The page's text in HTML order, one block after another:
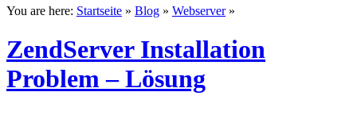
You are here: Startseite » Blog » Webserver»
ZendServer Installation
Problem – Lösung